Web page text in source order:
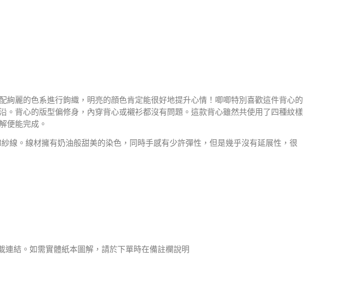
麗的色系進行鉤織，明亮的顔色肯定能很好地提升心情！唧唧特別喜歡這件背心的
背心的版型偏修身，內穿背心或襯衫都沒有問題。這款背心雖然共使用了四種紋樣
便能完成。
線。線材擁有奶油般甜美的染色，同時手感有少許彈性，但是幾乎沒有延展性，很
結。如需實體紙本圖解，請於下單時在備註欄說明